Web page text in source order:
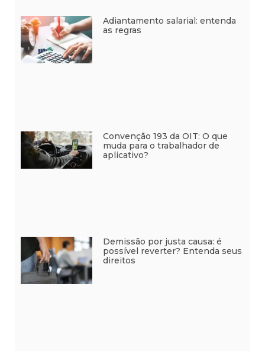
Adiantamento salarial: entenda
as regras
Convenção 193 da OIT: O que
muda para o trabalhador de
aplicativo?
Demissão por justa causa: é
possível reverter? Entenda seus
direitos